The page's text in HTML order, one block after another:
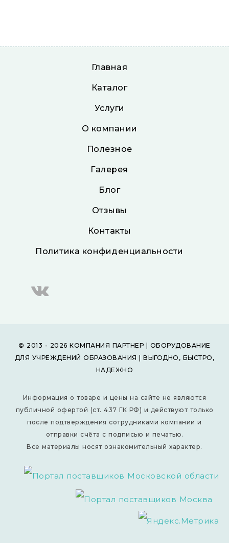
Главная
Каталог
Услуги
О компании
Полезное
Галерея
Блог
Отзывы
Контакты
Политика конфиденциальности
© 2013 - 2026 КОМПАНИЯ ПАРТНЕР | ОБОРУДОВАНИЕ
ДЛЯ УЧРЕЖДЕНИЙ ОБРАЗОВАНИЯ | ВЫГОДНО, БЫСТРО,
НАДЕЖНО
Информация о товаре и цены на сайте не являются
публичной офертой (ст. 437 ГК РФ) и действуют только
после подтверждения сотрудниками компании и
отправки счёта с подписью и печатью.
Все материалы носят ознакомительный характер.